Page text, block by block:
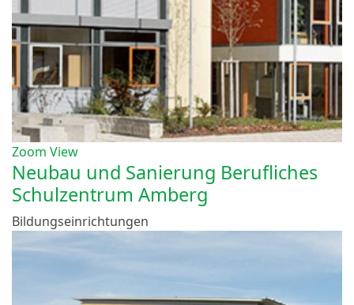
Zoom View
Neubau und Sanierung Berufliches
Schulzentrum Amberg
Bildungseinrichtungen